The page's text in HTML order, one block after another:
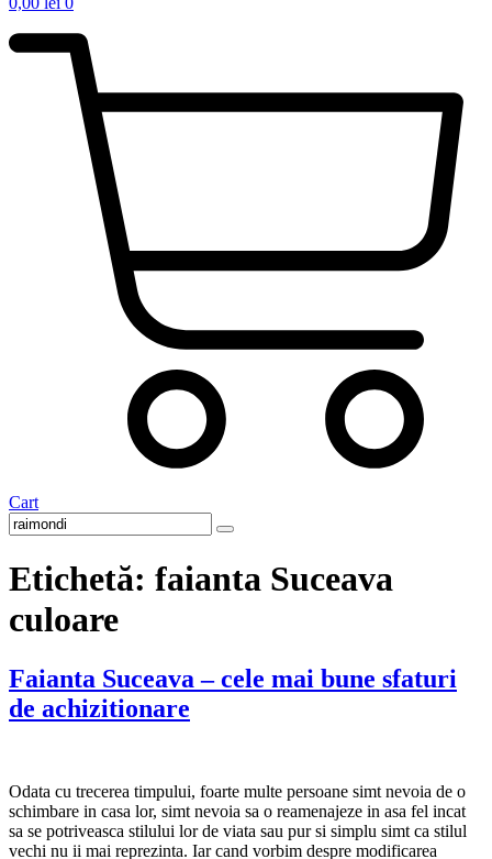
Cart
Etichetă: faianta Suceava
culoare
Faianta Suceava – cele mai bune sfaturi
de achizitionare
Odata cu trecerea timpului, foarte multe persoane simt nevoia de o
schimbare in casa lor, simt nevoia sa o reamenajeze in asa fel incat
sa se potriveasca stilului lor de viata sau pur si simplu simt ca stilul
vechi nu ii mai reprezinta. Iar cand vorbim despre modificarea